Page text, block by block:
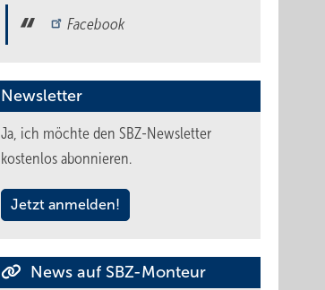
Facebook
Newsletter
Ja, ich möchte den SBZ-Newsletter
kostenlos abonnieren.
Jetzt anmelden!
News auf SBZ-Monteur